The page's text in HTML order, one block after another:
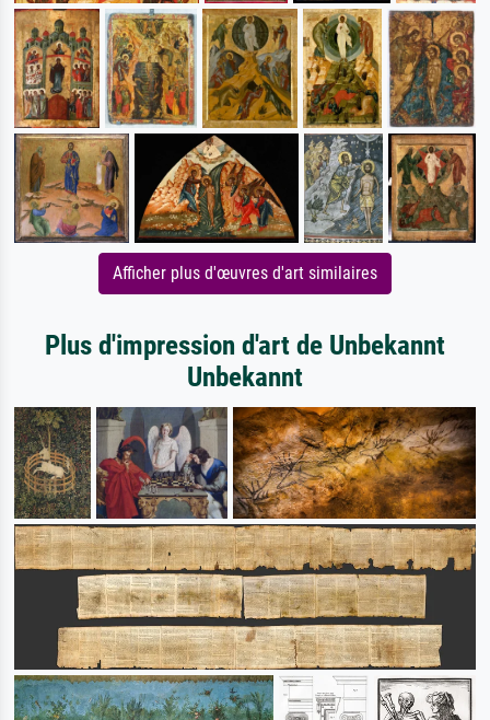
Afficher plus d'œuvres d'art similaires
Plus d'impression d'art de Unbekannt
Unbekannt